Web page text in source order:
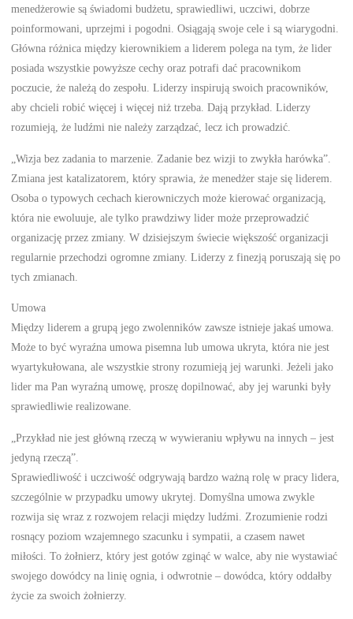
menedżerowie są świadomi budżetu, sprawiedliwi, uczciwi, dobrze
poinformowani, uprzejmi i pogodni. Osiągają swoje cele i są wiarygodni.
Główna różnica między kierownikiem a liderem polega na tym, że lider
posiada wszystkie powyższe cechy oraz potrafi dać pracownikom
poczucie, że należą do zespołu. Liderzy inspirują swoich pracowników,
aby chcieli robić więcej i więcej niż trzeba. Dają przykład. Liderzy
rozumieją, że ludźmi nie należy zarządzać, lecz ich prowadzić.
„Wizja bez zadania to marzenie. Zadanie bez wizji to zwykła harówka”.
Zmiana jest katalizatorem, który sprawia, że menedżer staje się liderem.
Osoba o typowych cechach kierowniczych może kierować organizacją,
która nie ewoluuje, ale tylko prawdziwy lider może przeprowadzić
organizację przez zmiany. W dzisiejszym świecie większość organizacji
regularnie przechodzi ogromne zmiany. Liderzy z finezją poruszają się po
tych zmianach.
Umowa
Między liderem a grupą jego zwolenników zawsze istnieje jakaś umowa.
Może to być wyraźna umowa pisemna lub umowa ukryta, która nie jest
wyartykułowana, ale wszystkie strony rozumieją jej warunki. Jeżeli jako
lider ma Pan wyraźną umowę, proszę dopilnować, aby jej warunki były
sprawiedliwie realizowane.
„Przykład nie jest główną rzeczą w wywieraniu wpływu na innych – jest
jedyną rzeczą”.
Sprawiedliwość i uczciwość odgrywają bardzo ważną rolę w pracy lidera,
szczególnie w przypadku umowy ukrytej. Domyślna umowa zwykle
rozwija się wraz z rozwojem relacji między ludźmi. Zrozumienie rodzi
rosnący poziom wzajemnego szacunku i sympatii, a czasem nawet
miłości. To żołnierz, który jest gotów zginąć w walce, aby nie wystawiać
swojego dowódcy na linię ognia, i odwrotnie – dowódca, który oddałby
życie za swoich żołnierzy.